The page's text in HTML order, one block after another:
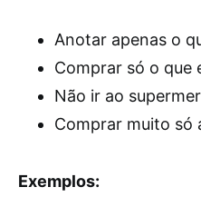
Anotar apenas o
Comprar só o que
Não ir ao
Comprar muito só
Exemplos: